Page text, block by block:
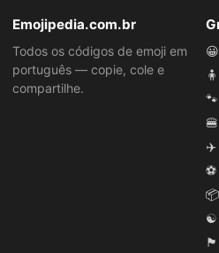
Emojipedia.com.br
Todos os códigos de emoji em
português — copie, cole e
compartilhe.
✈️
☯️